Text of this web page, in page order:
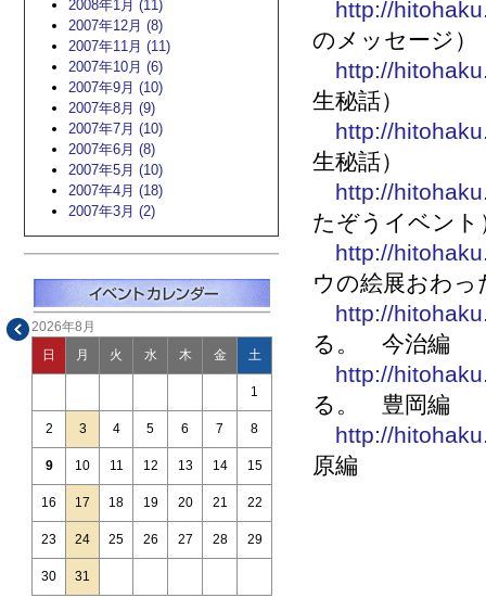
2008年1月 (11)
2007年12月 (8)
2007年11月 (11)
2007年10月 (6)
2007年9月 (10)
2007年8月 (9)
2007年7月 (10)
2007年6月 (8)
2007年5月 (10)
2007年4月 (18)
2007年3月 (2)
2026年8月
日 月 火 水 木 金 土
1
2 3 4 5 6 7 8
9 10 11 12 13 14 15
16 17 18 19 20 21 22
23 24 25 26 27 28 29
30 31
http://
のメッセージ）
http://
生秘話）
http://
生秘話）
http://
たぞうイベント
http://
ウの絵展おわっ
http://
る。 今治編
http://
る。 豊岡編
http://
原編